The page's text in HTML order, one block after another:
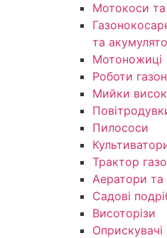
Мотокоси
та
Мотоножиці
Роботи
Мийки
Пилососи
Трактор
Аератори та
Садові
Висоторізи
Оприскувачі